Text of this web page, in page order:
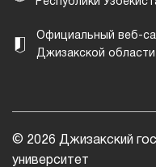
Республики
Официальный веб-
Джизакской области
© 2026 Джизакский
университет